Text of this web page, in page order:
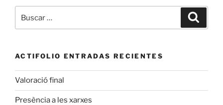
por:
ACTIFOLIO ENTRADAS RECIENTES
Valoració final
Presència a les xarxes